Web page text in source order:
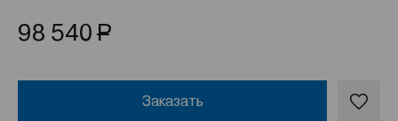
98 540 Р
Заказать